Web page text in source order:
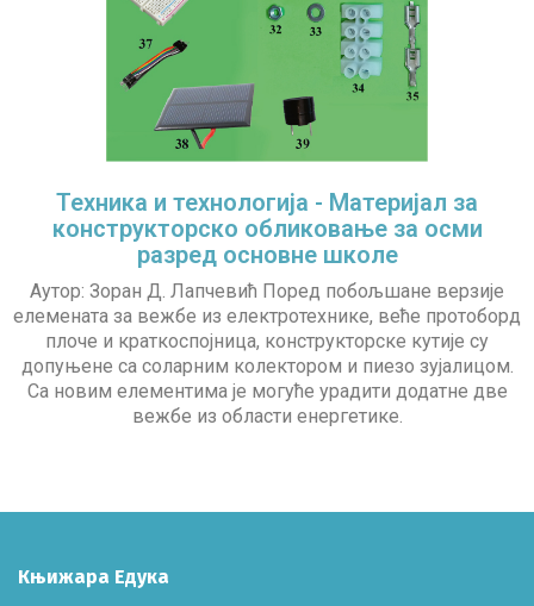
Техника и технологија - Материјал за
конструкторско обликовање за осми
разред основне школе
Аутор: Зоран Д. Лапчевић Поред побољшане верзије
елемената за вежбе из електротехнике, веће протоборд
плоче и краткоспојница, конструкторске кутије су
допуњене са соларним колектором и пиезо зујалицом.
Са новим елементима је могуће урадити додатне две
вежбе из области енергетике.
Књижара Едука